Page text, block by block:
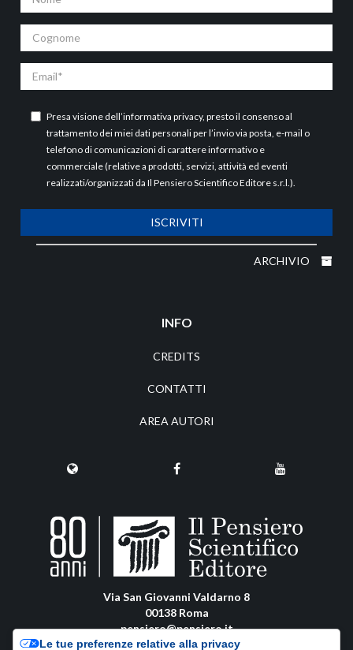
Cognome
Email
Presa visione dell’informativa privacy, presto il consenso al
trattamento dei miei dati personali per l’invio via posta, e-mail o
telefono di comunicazioni di carattere informativo e
commerciale (relative a prodotti, servizi, attività ed eventi
realizzati/organizzati da Il Pensiero Scientifico Editore s.r.l.).
ISCRIVITI
ARCHIVIO
INFO
CREDITS
CONTATTI
AREA AUTORI
Via San Giovanni Valdarno 8
00138 Roma
pensiero@pensiero.it
amministrazione@pec.pensiero.com
Le tue preferenze relative alla privacy